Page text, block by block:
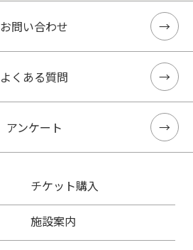
お問い合わせ
よくある質問
アンケート
チケット購入
施設案内